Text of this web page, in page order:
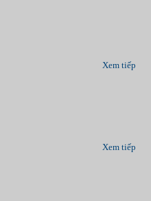
Xem tiếp
Xem tiếp